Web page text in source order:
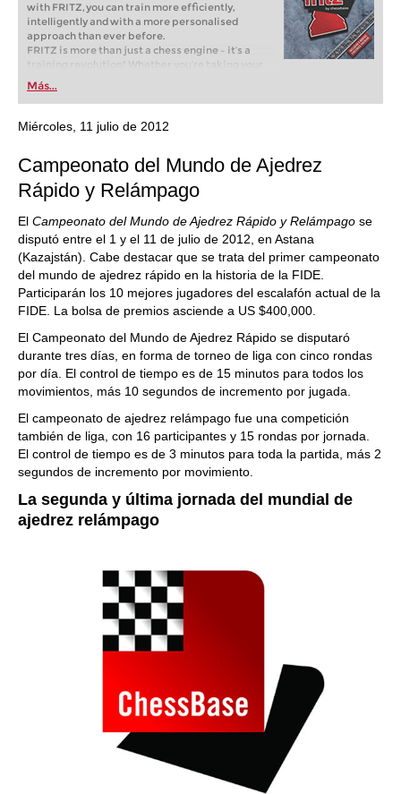
with FRITZ, you can train more efficiently,
intelligently and with a more personalised
approach than ever before.
FRITZ is more than just a chess engine – it’s a
training revolution! Whether you’re taking your
first steps into the world of club chess, or already
playing at a tournament level: with FRITZ, you can
train more efficiently, intelligently and with a
more personalised approach than ever before.
Más...
Miércoles, 11 julio de 2012
Campeonato del Mundo de Ajedrez
Rápido y Relámpago
El Campeonato del Mundo de Ajedrez Rápido y Relámpago se
disputó entre el 1 y el 11 de julio de 2012, en Astana
(Kazajstán). Cabe destacar que se trata del primer campeonato
del mundo de ajedrez rápido en la historia de la FIDE.
Participarán los 10 mejores jugadores del escalafón actual de la
FIDE. La bolsa de premios asciende a US $400,000.
El Campeonato del Mundo de Ajedrez Rápido se disputaró
durante tres días, en forma de torneo de liga con cinco rondas
por día. El control de tiempo es de 15 minutos para todos los
movimientos, más 10 segundos de incremento por jugada.
El campeonato de ajedrez relámpago fue una competición
también de liga, con 16 participantes y 15 rondas por jornada.
El control de tiempo es de 3 minutos para toda la partida, más 2
segundos de incremento por movimiento.
La segunda y última jornada del mundial de
ajedrez relámpago